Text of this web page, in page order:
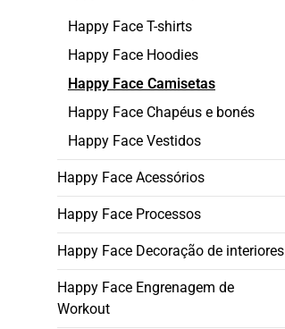
Happy Face T-shirts
Happy Face Hoodies
Happy Face Camisetas
Happy Face Chapéus e bonés
Happy Face Vestidos
Happy Face Acessórios
Happy Face Processos
Happy Face Decoração de interiores
Happy Face Engrenagem de
Workout